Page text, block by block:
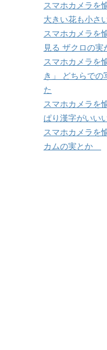
スマホカメラを
大きい花も小さ
スマホカメラを
見る ザクロの実
スマホカメラを
き」 どちらでの
た
スマホカメラを
ぱり漢字がいい
スマホカメラを
カムの実とか